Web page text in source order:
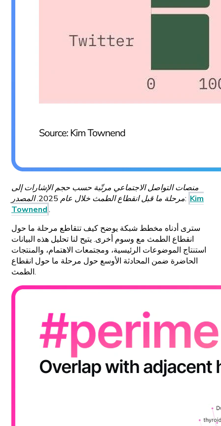
منصات التواصل الاجتماعي مرتّبة حسب حجم الإشارات إلى
مرحلة ما قبل انقطاع الطمث خلال عام 2025. المصدر: Kim
Townend.
سترى أدناه مخطط شبكة يوضح كيف تتقاطع مرحلة ما حول
انقطاع الطمث مع وسوم أخرى. يتيح لنا تحليل هذه البيانات
استنتاج الموضوعات الرئيسية، ومجتمعات الاهتمام، والمنتجات
الحاضرة ضمن المحادثة الأوسع حول مرحلة ما حول انقطاع
الطمث.